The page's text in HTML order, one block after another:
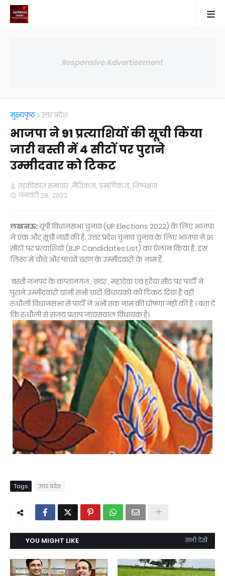
Responsive Advertisement
मुख्यपृष्ठ उत्तर प्रदेश
भाजपा ने 91 प्रत्याशियों की सूची किया
जारी बस्ती में 4 सीटों पर पुराने
उम्मीदवार को टिकट
तहकीकात समाचार ,नैतिकता, प्रमाणिकता, निष्पक्षता
जनवरी 28, 2022
लखनऊ:यूपी विधानसभा चुनाव (UP Elections 2022) के लिए भाजपा
ने एक और सूची जारी की है. उत्तर प्रदेश चुनाव चुनाव के लिए भाजपा ने 91
सीटों पर प्रत्याशियों (BJP Candidates List) का ऐलान किया है. इस
लिस्ट में चौथे और पांचवें चरण के उम्मीदवारों के नाम हैं.
बस्ती जनपद के कप्तानगंज , सदर , महादेवा एवं हरैया सीट पर पार्टी ने
पुराने उम्मीदवारों यानी सभी चारों विधायकों को टिकट दिया है वही
रुधौली विधानसभा से पार्टी ने अभी तक नाम की घोषणा नहीं की है । बता दें
कि रुधौली से संजय प्रताप जायसवाल विधायक हैं।
Tags उत्तर प्रदेश
YOU MIGHT LIKE सभी देखें